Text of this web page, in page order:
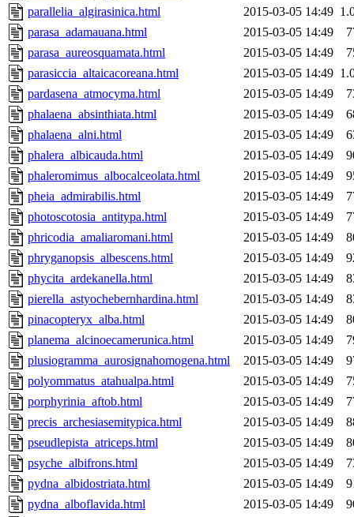
parallelia_algirasinica.html
2015-03-05 14:49
parasa_adamauana.html
2015-03-05 14:49
parasa_aureosquamata.html
2015-03-05 14:49
parasiccia_altaicacoreana.html
2015-03-05 14:49
pardasena_atmocyma.html
2015-03-05 14:49
phalaena_absinthiata.html
2015-03-05 14:49
phalaena_alni.html
2015-03-05 14:49
phalera_albicauda.html
2015-03-05 14:49
phaleromimus_albocalceolata.html
2015-03-05 14:49
pheia_admirabilis.html
2015-03-05 14:49
photoscotosia_antitypa.html
2015-03-05 14:49
phricodia_amaliaromani.html
2015-03-05 14:49
phryganopsis_albescens.html
2015-03-05 14:49
phycita_ardekanella.html
2015-03-05 14:49
pierella_astyochebernhardina.html
2015-03-05 14:49
pinacopteryx_alba.html
2015-03-05 14:49
planema_alcinoecamerunica.html
2015-03-05 14:49
plusiogramma_aurosignahomogena.html
2015-03-05 14:49
polyommatus_atahualpa.html
2015-03-05 14:49
porphyrinia_aftob.html
2015-03-05 14:49
precis_archesiasemitypica.html
2015-03-05 14:49
pseudlepista_atriceps.html
2015-03-05 14:49
psyche_albifrons.html
2015-03-05 14:49
pydna_albidostriata.html
2015-03-05 14:49
pydna_alboflavida.html
2015-03-05 14:49